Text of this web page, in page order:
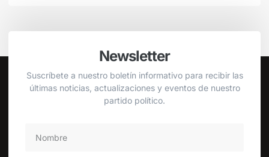
Newsletter
Suscríbete a nuestro boletín informativo para recibir las
últimas noticias, actualizaciones y eventos de nuestro
partido político.